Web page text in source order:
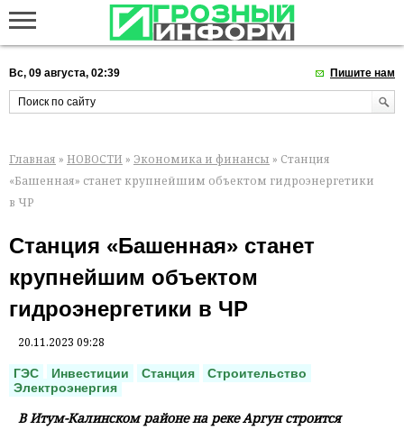
Вс, 09 августа, 02:39 Пишите нам
Главная » НОВОСТИ » Экономика и финансы » Станция
«Башенная» станет крупнейшим объектом гидроэнергетики
в ЧР
Станция «Башенная» станет
крупнейшим объектом
гидроэнергетики в ЧР
20.11.2023 09:28
ГЭС Инвестиции Станция
Строительство
Электроэнергия
В Итум-Калинском районе на реке Аргун строится